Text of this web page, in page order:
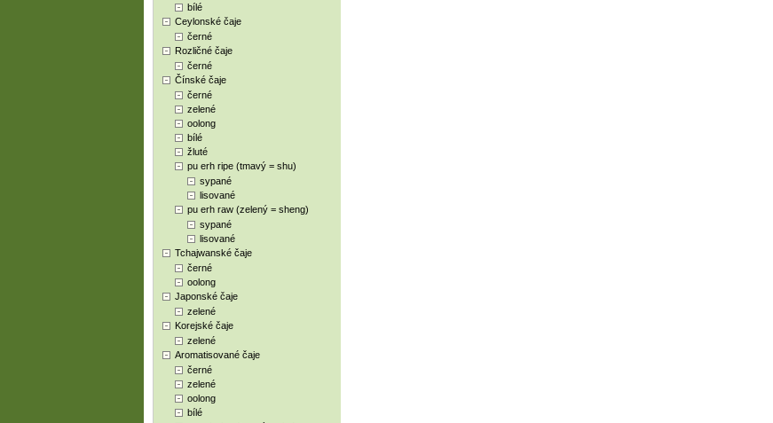
bílé
Ceylonské čaje
černé
Rozličné čaje
černé
Čínské čaje
černé
zelené
oolong
bílé
žluté
pu erh ripe (tmavý = shu)
sypané
lisované
pu erh raw (zelený = sheng)
sypané
lisované
Tchajwanské čaje
černé
oolong
Japonské čaje
zelené
Korejské čaje
zelené
Aromatisované čaje
černé
zelené
oolong
bílé